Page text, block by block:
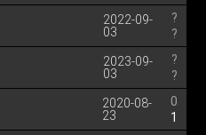
2022-09-
03
?
?
2023-09-
03
?
?
2020-08-
23
0
1